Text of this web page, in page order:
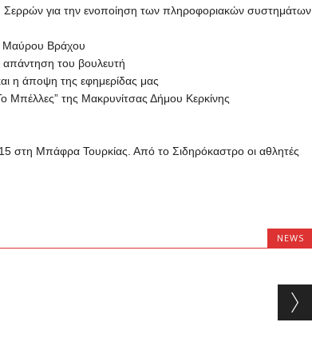
για την ενοποίηση των πληροφοριακών συστημάτων
Μαύρου Βράχου
του βουλευτή
η άποψη της εφημερίδας μας
Μπέλλες” της Μακρυνίτσας Δήμου Κερκίνης
στη Μπάφρα Τουρκίας. Από το Σιδηρόκαστρο οι αθλητές
NEWS